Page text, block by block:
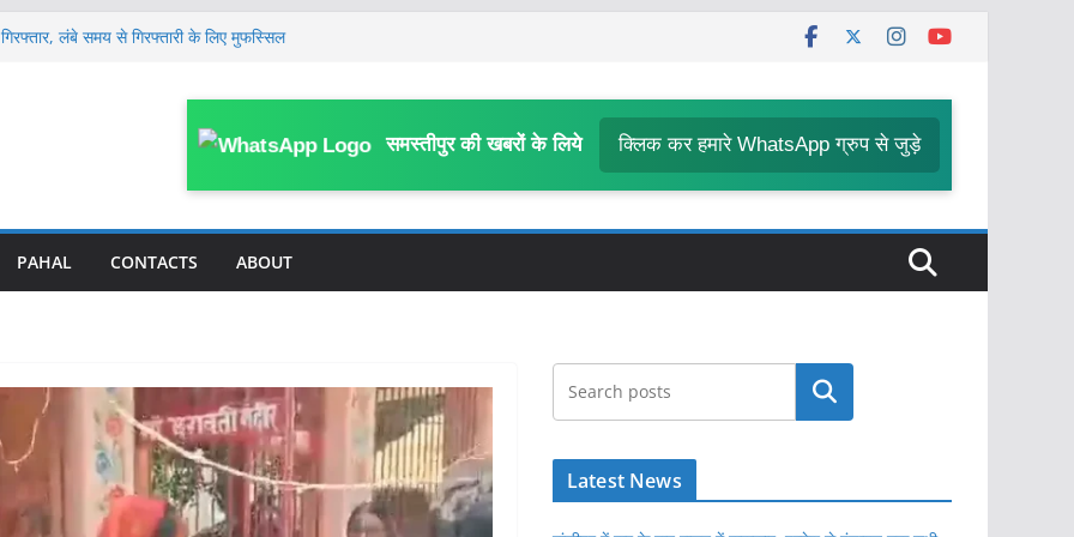
लंबे समय से गिरफ्तारी के लिए मुफस्सिल
के मासूम की 13 दिन बाद मौ’त, घर के पास
FIR; काम में बाधा, आउटसोर्सिंग कर्मियों से
प्रभावित करने का आरोप
समस्तीपुर की खबरों के लिये क्लिक कर हमारे WhatsApp ग्रुप से जुड़े
PAHAL CONTACTS ABOUT
खोजें
Latest News